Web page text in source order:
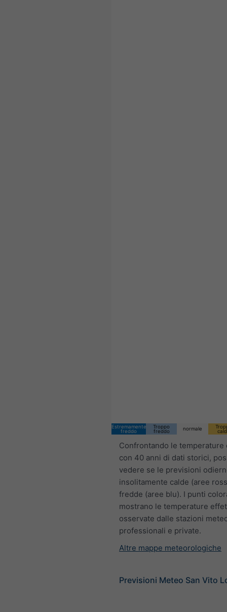
Estremamente
freddo
Troppo
freddo
normale
Confrontando le temperature
con 40 anni di dati storici,
vedere se le previsioni
insolitamente calde (aree
fredde (aree blu). I punti
mostrano le temperature
osservate dalle stazioni
professionali e private.
Altre mappe meteorologiche
Previsioni Meteo San Vito